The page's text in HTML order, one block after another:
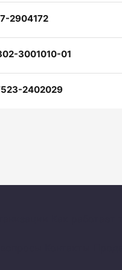
2904172
3001010-01
2402029